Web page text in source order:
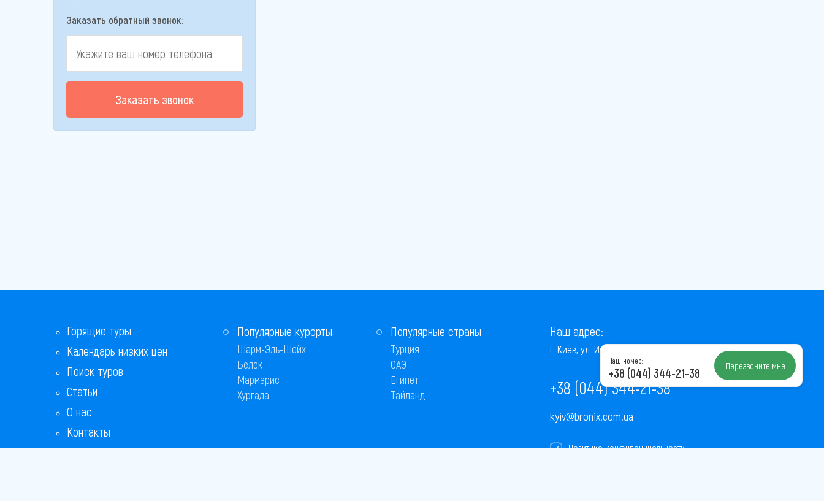
Заказать обратный звонок:
Заказать звонок
Горящие туры
Календарь низких цен
Поиск туров
Статьи
О нас
Контакты
Бонусная программа
Популярные курорты
Шарм-Эль-Шейх
Белек
Мармарис
Хургада
Популярные страны
Турция
ОАЭ
Египет
Тайланд
Наш адрес:
г. Киев, ул. Институтская, 22/7, оф. 41
+38 (044) 344-21-38
kyiv@bronix.com.ua
Политика конфиденциальности
Наш номер:
+38 (044) 344-21-38 Перезвоните мне